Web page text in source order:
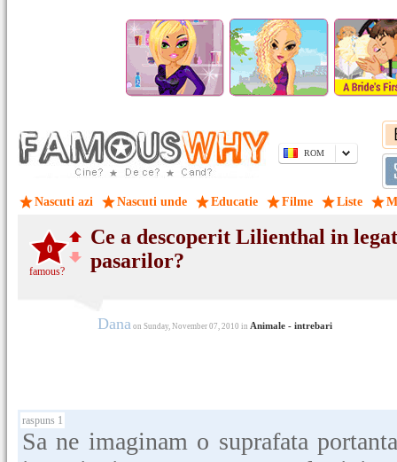
ROM
Nascuti azi Nascuti unde Educatie Filme Liste
0
famous?
Ce a descoperit Lilienthal in
pasarilor?
Dana on Sunday, November 07, 2010 in Animale - intrebari
raspuns 1
Sa ne imaginam o suprafata